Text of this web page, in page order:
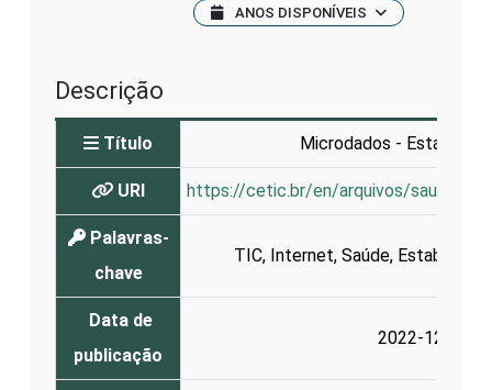
ANOS DISPONÍVEIS
Descrição
Título Microdados -
URI https://cetic.br/en/arquivos/saude/
Palavras-
chave
TIC, Internet, Saúde,
Data de
publicação
2022-12-02